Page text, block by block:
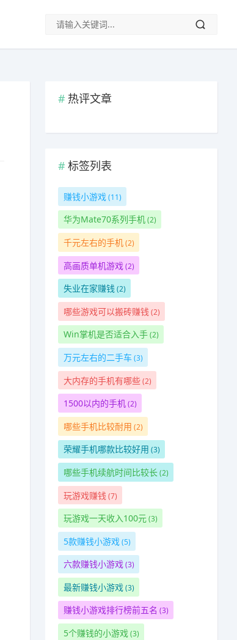
热评文章
标签列表
赚钱小游戏(11)
华为Mate70系列手机(2)
千元左右的手机(2)
高画质单机游戏(2)
失业在家赚钱(2)
哪些游戏可以搬砖赚钱 (2)
Win掌机是否适合入手(2)
万元左右的二手车(3)
大内存的手机有哪些(2)
1500以内的手机(2)
哪些手机比较耐用 (2)
荣耀手机哪款比较好用 (3)
哪些手机续航时间比较长(2)
玩游戏赚钱 (7)
玩游戏一天收入100元(3)
5款赚钱小游戏(5)
六款赚钱小游戏(3)
最新赚钱小游戏(3)
赚钱小游戏排行榜前五名 (3)
5个赚钱的小游戏(3)